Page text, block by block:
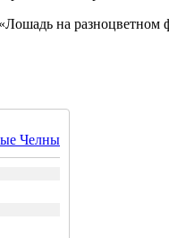
на
Челны